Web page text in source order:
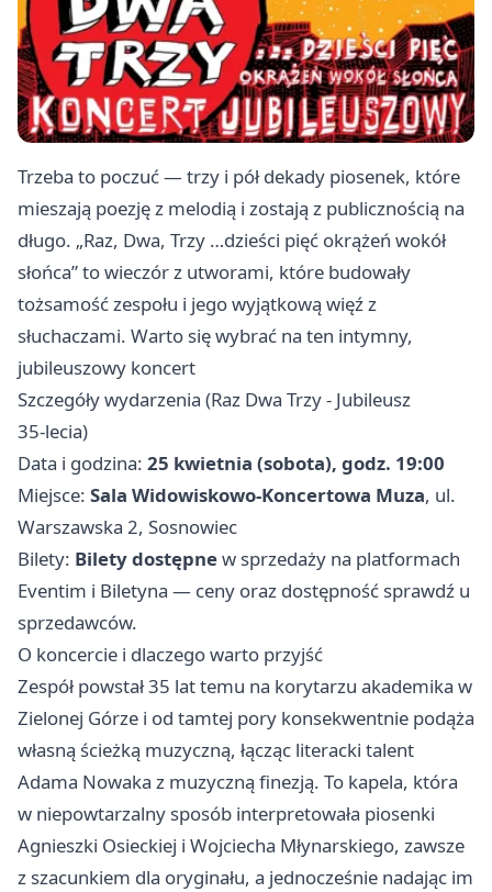
Trzeba to poczuć — trzy i pół dekady piosenek, które
mieszają poezję z melodią i zostają z publicznością na
długo. „Raz, Dwa, Trzy …dzieści pięć okrążeń wokół
słońca” to wieczór z utworami, które budowały
tożsamość zespołu i jego wyjątkową więź z
słuchaczami. Warto się wybrać na ten intymny,
jubileuszowy koncert
Szczegóły wydarzenia (Raz Dwa Trzy - Jubileusz
35‑lecia)
Data i godzina: 25 kwietnia (sobota), godz. 19:00
Miejsce: Sala Widowiskowo‑Koncertowa Muza, ul.
Warszawska 2, Sosnowiec
Bilety: Bilety dostępnew sprzedaży na platformach
Eventim i Biletyna — ceny oraz dostępność sprawdź u
sprzedawców.
O koncercie i dlaczego warto przyjść
Zespół powstał 35 lat temu na korytarzu akademika w
Zielonej Górze i od tamtej pory konsekwentnie podąża
własną ścieżką muzyczną, łącząc literacki talent
Adama Nowaka z muzyczną finezją. To kapela, która
w niepowtarzalny sposób interpretowała piosenki
Agnieszki Osieckiej i Wojciecha Młynarskiego, zawsze
z szacunkiem dla oryginału, a jednocześnie nadając im